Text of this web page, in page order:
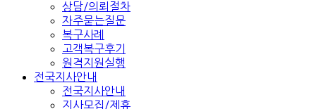
상담/의뢰절차
자주묻는질문
복구사례
고객복구후기
원격지원실행
전국지사안내
전국지사안내
지사모집/제휴